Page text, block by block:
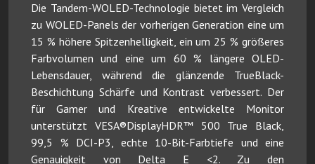
Die Tandem-WOLED-Technologie bietet im Vergleich
zu WOLED-Panels der vorherigen Generation eine um
15 % höhere Spitzenhelligkeit, ein um 25 % größeres
Farbvolumen und eine um 60 % längere OLED-
Lebensdauer, während die glänzende TrueBlack-
Beschichtung Schärfe und Kontrast verbessert. Der
für Gamer und Kreative entwickelte Monitor
unterstützt VESA®DisplayHDR™ 500 True Black,
99,5 % DCI-P3, echte 10-Bit-Farbtiefe und eine
Genauigkeit von Delta E <2. Zu den